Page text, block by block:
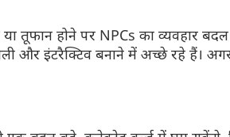
तूफान होने पर NPCs का व्यवहार
और इंटरैक्टिव बनाने में अच्छे रहे हैं।